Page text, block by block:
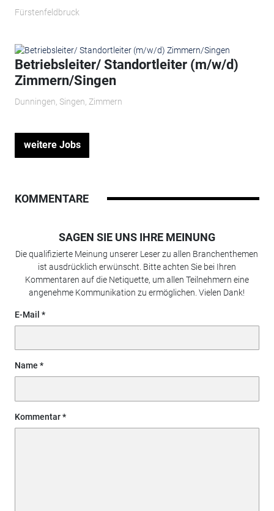
Fürstenfeldbruck
Betriebsleiter/ Standortleiter (m/w/d)
Zimmern/Singen
Dunningen, Singen, Zimmern
weitere Jobs
KOMMENTARE
SAGEN SIE UNS IHRE MEINUNG
Die qualifizierte Meinung unserer Leser zu allen Branchenthemen
ist ausdrücklich erwünscht. Bitte achten Sie bei Ihren
Kommentaren auf die Netiquette, um allen Teilnehmern eine
angenehme Kommunikation zu ermöglichen. Vielen Dank!
E-Mail
Name
Kommentar